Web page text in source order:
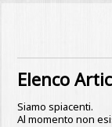
Elenco
Siamo spiacenti.
Al momento non